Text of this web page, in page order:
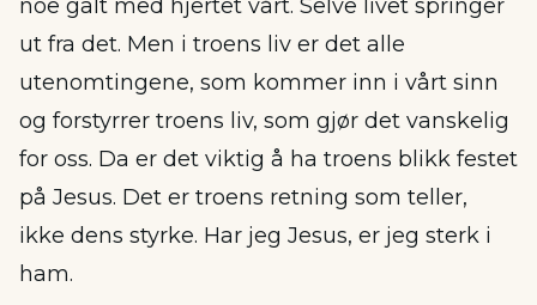
noe galt med hjertet vårt. Selve livet springer
ut fra det. Men i troens liv er det alle
utenomtingene, som kommer inn i vårt sinn
og forstyrrer troens liv, som gjør det vanskelig
for oss. Da er det viktig å ha troens blikk festet
på Jesus. Det er troens retning som teller,
ikke dens styrke. Har jeg Jesus, er jeg sterk i
ham.